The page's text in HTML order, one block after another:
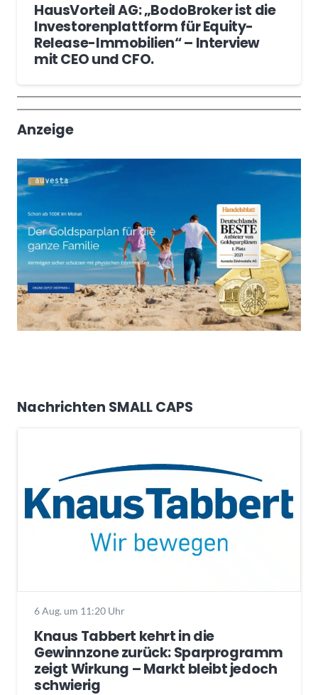
HausVorteil AG: „BodoBroker ist die
Investorenplattform für Equity-
Release-Immobilien“ – Interview
mit CEO und CFO.
Wochenrückblick
Trendthemen
Anzeige
Nachrichten SMALL CAPS
6 Aug. um 11:20 Uhr
Knaus Tabbert kehrt in die
Gewinnzone zurück: Sparprogramm
zeigt Wirkung – Markt bleibt jedoch
schwierig